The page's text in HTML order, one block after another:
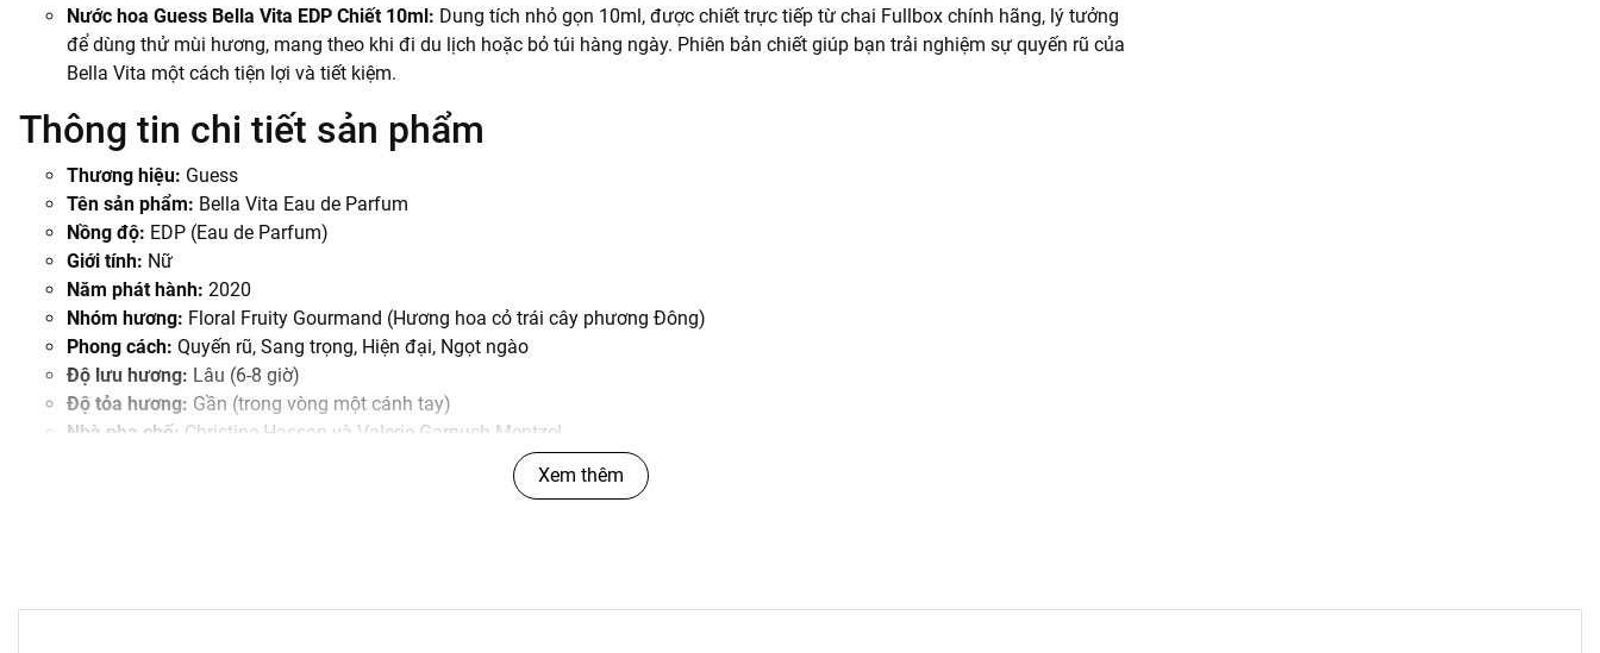
Nước hoa Guess Bella Vita EDP Chiết 10ml: Dung tích nhỏ gọn 10ml, được chiết trực tiếp từ chai Fullbox chính hãng, lý tưởng
để dùng thử mùi hương, mang theo khi đi du lịch hoặc bỏ túi hàng ngày. Phiên bản chiết giúp bạn trải nghiệm sự quyến rũ của
Bella Vita một cách tiện lợi và tiết kiệm.
Thông tin chi tiết sản phẩm
Thương hiệu: Guess
Tên sản phẩm: Bella Vita Eau de Parfum
Nồng độ: EDP (Eau de Parfum)
Giới tính: Nữ
Năm phát hành: 2020
Nhóm hương: Floral Fruity Gourmand (Hương hoa cỏ trái cây phương Đông)
Phong cách: Quyến rũ, Sang trọng, Hiện đại, Ngọt ngào
Độ lưu hương: Lâu (6-8 giờ)
Độ tỏa hương: Gần (trong vòng một cánh tay)
Nhà pha chế: Christine Hassan và Valerie Garnuch-Mentzel
Hình tròn, thủy tinh trong suốt, nắp màu vàng hồng ánh kim loại tinh tế.
Hương đầu:Mở ra với sự tươi mát đầy sức sống từ Quả chanh Ý, hòa quyện cùng vị chua ngọt mọng nước của Quả lý chua đen
Xem thêm